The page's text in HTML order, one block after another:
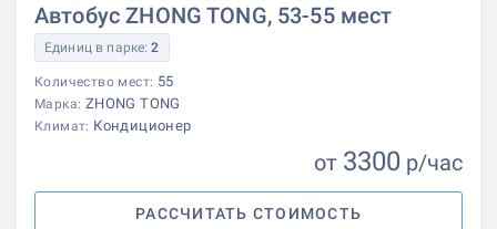
Автобус ZHONG TONG, 53-55 мест
Единиц в парке:2
Количество мест: 55
Марка: ZHONG TONG
Климат: Кондиционер
от 3300 р/час
РАССЧИТАТЬ СТОИМОСТЬ